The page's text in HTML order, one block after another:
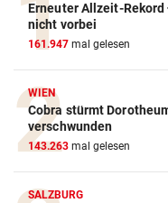
Erneuter Allzeit-Rekord
nicht vorbei
161.947 mal gelesen
WIEN
Cobra stürmt
verschwunden
143.263 mal gelesen
SALZBURG